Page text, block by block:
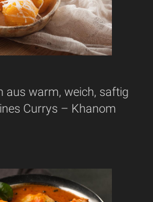
aus warm, weich, saftig
Currys – Khanom